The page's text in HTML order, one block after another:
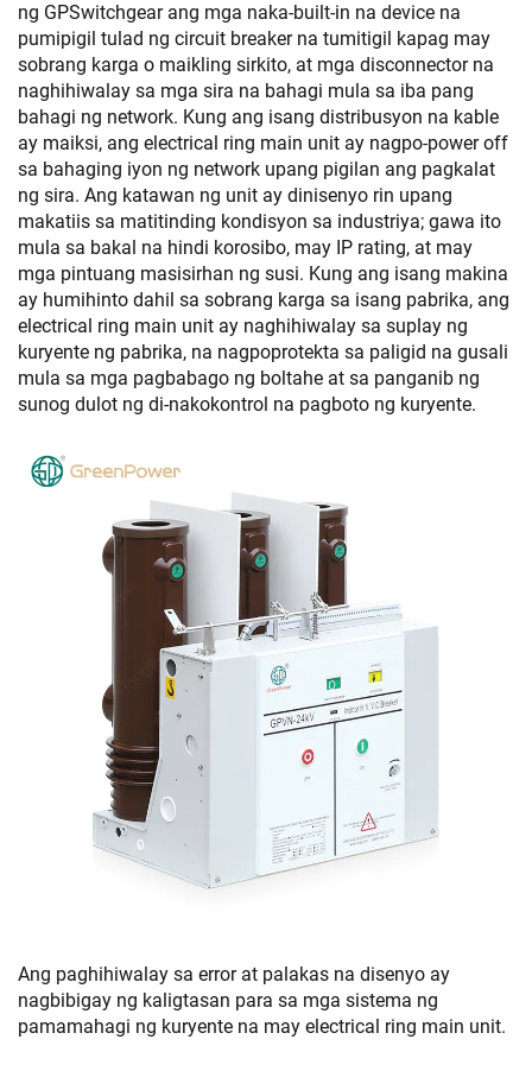
ng GPSwitchgear ang mga naka-built-in na device na
pumipigil tulad ng circuit breaker na tumitigil kapag may
sobrang karga o maikling sirkito, at mga disconnector na
naghihiwalay sa mga sira na bahagi mula sa iba pang
bahagi ng network. Kung ang isang distribusyon na kable
ay maiksi, ang electrical ring main unit ay nagpo-power off
sa bahaging iyon ng network upang pigilan ang pagkalat
ng sira. Ang katawan ng unit ay dinisenyo rin upang
makatiis sa matitinding kondisyon sa industriya; gawa ito
mula sa bakal na hindi korosibo, may IP rating, at may
mga pintuang masisirhan ng susi. Kung ang isang makina
ay humihinto dahil sa sobrang karga sa isang pabrika, ang
electrical ring main unit ay naghihiwalay sa suplay ng
kuryente ng pabrika, na nagpoprotekta sa paligid na gusali
mula sa mga pagbabago ng boltahe at sa panganib ng
sunog dulot ng di-nakokontrol na pagboto ng kuryente.
Ang paghihiwalay sa error at palakas na disenyo ay
nagbibigay ng kaligtasan para sa mga sistema ng
pamamahagi ng kuryente na may electrical ring main unit.